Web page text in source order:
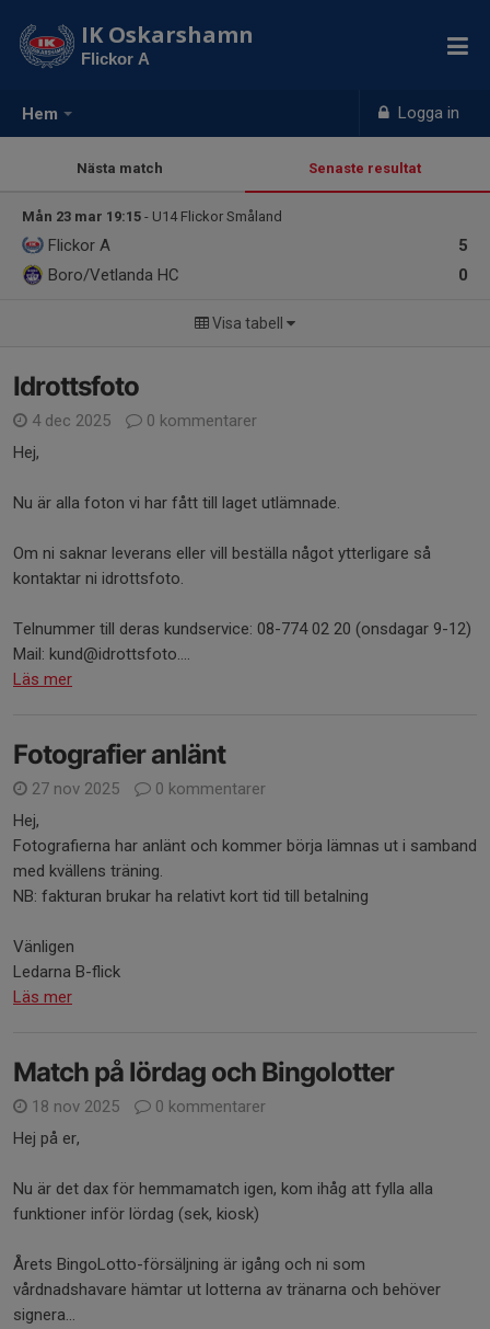
Hem Logga in
IK Oskarshamn
Flickor A
Nästa match Senaste resultat
Mån 23 mar 19:15 - U14 Flickor Småland
5
Flickor A
0
Boro/Vetlanda HC
Visa tabell
Idrottsfoto
4 dec 2025
0 kommentarer
Hej,
Nu är alla foton vi har fått till laget utlämnade.
Om ni saknar leverans eller vill beställa något ytterligare så
kontaktar ni idrottsfoto.
Telnummer till deras kundservice: 08-774 02 20 (onsdagar 9-12)
Mail: kund@idrottsfoto....
Läs mer
Fotografier anlänt
27 nov 2025
0 kommentarer
Hej,
Fotografierna har anlänt och kommer börja lämnas ut i samband
med kvällens träning.
NB: fakturan brukar ha relativt kort tid till betalning
Vänligen
Ledarna B-flick
Läs mer
Match på lördag och Bingolotter
18 nov 2025
0 kommentarer
Hej på er,
Nu är det dax för hemmamatch igen, kom ihåg att fylla alla
funktioner inför lördag (sek, kiosk)
Årets BingoLotto-försäljning är igång och ni som
vårdnadshavare hämtar ut lotterna av tränarna och behöver
signera...